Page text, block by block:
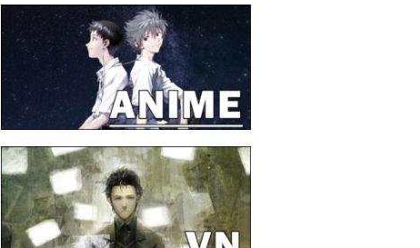
ligne, c'est pour bientôt.
Beat Valkyrie Ixsealen version
physique et
Umineko Naku, par MG.
14/05/2026 :
Hisano Ai à la Japan Expo 2026 avec
son groupe Akane ! C'est officiel !
10/05/2026 :
Zelda Twillight Princess
en version
ultime !!
03/05/2026 :
Le collègue Legendra, GoldenLeaf, a
publié une review surPier Solar.
bien !
21/04/2026 :Bientôt un nouveau voyage au Japon
pour Amo!
21/04/2026 :MAJ
MOI ET MON BLOG
21/04/2026 :MAJ
SORTIR DE MA TÊTE EN TOUT
CONFORT